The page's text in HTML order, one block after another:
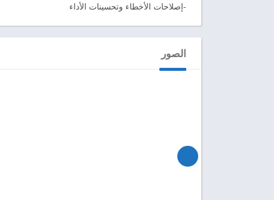
-إصلاحات الأخطاء وتحسينات الأداء
الصور